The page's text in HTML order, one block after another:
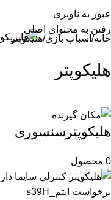
عبور به ناوبری
رفتن به محتوای اصلی
خانه اسباب بازی هلیکوپتر
هلیکوپتر
هلیکوپترسنسوری
0 محصول